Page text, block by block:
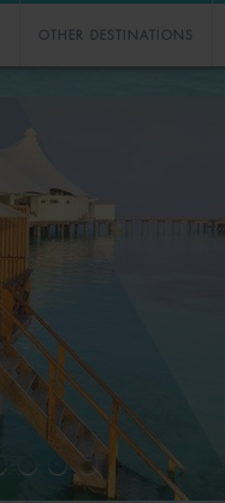
OTHER DESTINATIONS